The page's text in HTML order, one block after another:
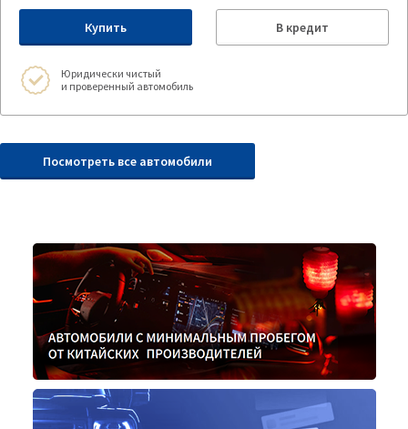
Купить В кредит
Юридически чистый
и проверенный автомобиль
Посмотреть все автомобили